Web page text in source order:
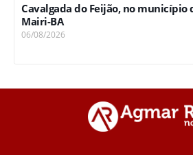
Cavalgada do Feijão, no município
Mairi-BA
06/08/2026